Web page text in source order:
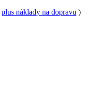
plus náklady na dopravu )